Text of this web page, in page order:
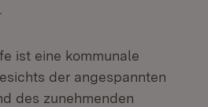
ist eine kommunale
der angespannten
des zunehmenden